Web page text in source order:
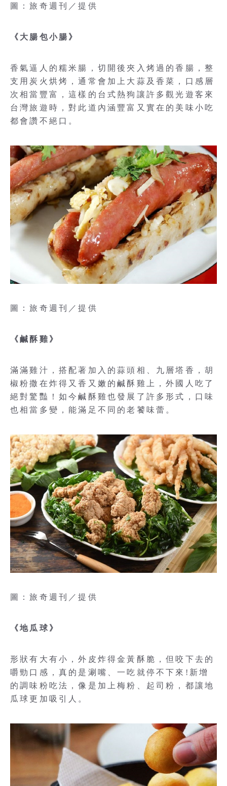
圖：旅奇週刊／提供
《大腸包小腸》
香氣逼人的糯米腸，切開後夾入烤過的香腸，整
支用炭火烘烤，通常會加上大蒜及香菜，口感層
次相當豐富，這樣的台式熱狗讓許多觀光遊客來
台灣旅遊時，對此道內涵豐富又實在的美味小吃
都會讚不絕口。
圖：旅奇週刊／提供
《鹹酥雞》
滿滿雞汁，搭配著加入的蒜頭相、九層塔香，胡
椒粉撒在炸得又香又嫩的鹹酥雞上，外國人吃了
絕對驚豔！如今鹹酥雞也發展了許多形式，口味
也相當多變，能滿足不同的老饕味蕾。
圖：旅奇週刊／提供
《地瓜球》
形狀有大有小，外皮炸得金黃酥脆，但咬下去的
嚼勁口感，真的是涮嘴、一吃就停不下來!新增
的調味粉吃法，像是加上梅粉、起司粉，都讓地
瓜球更加吸引人。